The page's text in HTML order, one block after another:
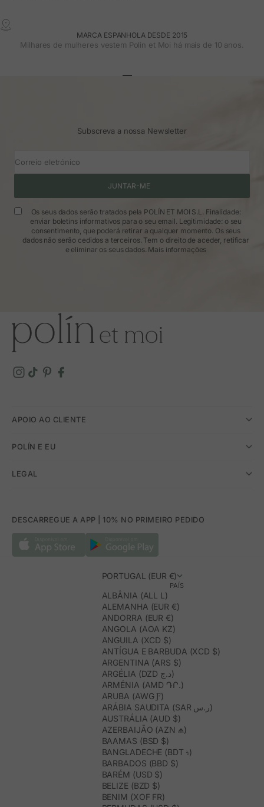
MARCA ESPANHOLA DESDE 2015
Milhares de mulheres vestem Polin et Moi há mais de 10 anos.
Subscreva a nossa Newsletter
Correio eletrónico
JUNTAR-ME
Os seus dados serão tratados pela POLÍN ET MOI S.L. Finalidade:
enviar boletins informativos para o seu email. Legitimidade: o seu
consentimento, que poderá retirar a qualquer momento. Os seus
dados não serão cedidos a terceiros. Tem o direito de aceder, retificar
e eliminar os seus dados. Mais informações
APOIO AO CLIENTE
POLÍN E EU
LEGAL
DESCARREGUE A APP | 10% NO PRIMEIRO PEDIDO
PORTUGAL (EUR €)
PAÍS
ALBÂNIA (ALL L)
ALEMANHA (EUR €)
ANDORRA (EUR €)
ANGOLA (AOA KZ)
ANGUILA (XCD $)
ANTÍGUA E BARBUDA (XCD $)
ARGENTINA (ARS $)
ARGÉLIA (DZD د.ج)
ARMÉNIA (AMD ԴՐ.)
ARUBA (AWG Ƒ)
ARÁBIA SAUDITA (SAR ر.س)
AUSTRÁLIA (AUD $)
AZERBAIJÃO (AZN ₼)
BAAMAS (BSD $)
BANGLADECHE (BDT ৳)
BARBADOS (BBD $)
BARÉM (USD $)
BELIZE (BZD $)
BENIM (XOF FR)